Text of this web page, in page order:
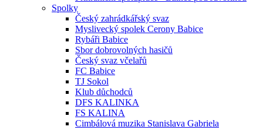
Spolky
Český zahrádkářský svaz
Myslivecký spolek Cerony Babice
Rybáři Babice
Sbor dobrovolných hasičů
Český svaz včelařů
FC Babice
TJ Sokol
Klub důchodců
DFS KALINKA
FS KALINA
Cimbálová muzika Stanislava Gabriela